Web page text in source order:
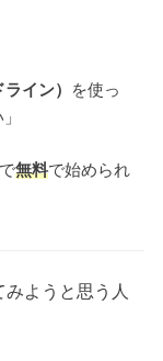
イン）
を使っ
無料で始められ
ようと思う人